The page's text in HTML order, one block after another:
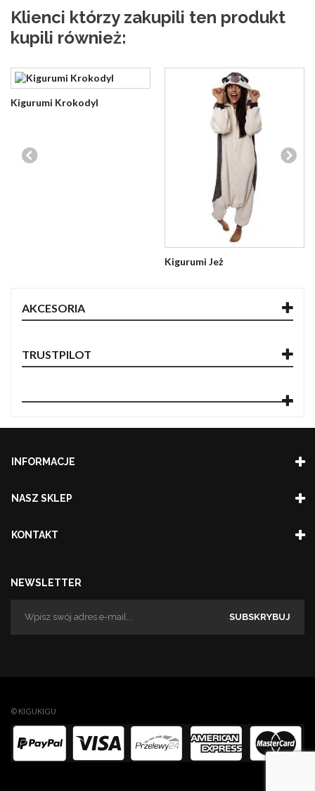
Klienci którzy zakupili ten produkt
kupili również:
Kigurumi Krokodyl
Kigurumi Jeż
AKCESORIA
TRUSTPILOT
INFORMACJE
NASZ SKLEP
KONTAKT
NEWSLETTER
SUBSKRYBUJ
© KIGUKIGU